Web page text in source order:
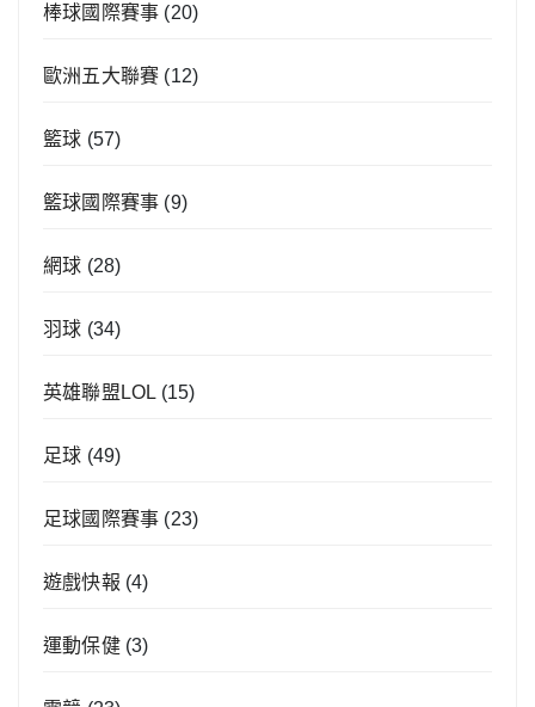
棒球國際賽事 (20)
歐洲五大聯賽 (12)
籃球 (57)
籃球國際賽事 (9)
網球 (28)
羽球 (34)
英雄聯盟LOL (15)
足球 (49)
足球國際賽事 (23)
遊戲快報 (4)
運動保健(3)